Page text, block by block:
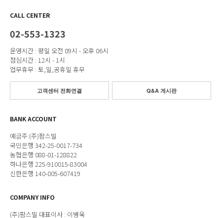
CALL CENTER
02-553-1323
운영시간 : 평일 오전 09시 - 오후 06시
점심시간 : 12시 - 1시
업무휴무 : 토,일,공휴일 휴무
고객센터 전화연결 Q&A 게시판
BANK ACCOUNT
예금주:(주)팜스빌
국민은행 342-25-0017-734
농협은행 088-01-128822
하나은행 225-910015-83004
신한은행 140-005-607419
COMPANY INFO
(주)팜스빌 대표이사 : 이병욱